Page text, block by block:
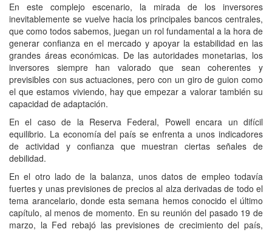
En este complejo escenario, la mirada de los inversores
inevitablemente se vuelve hacia los principales bancos centrales,
que como todos sabemos, juegan un rol fundamental a la hora de
generar confianza en el mercado y apoyar la estabilidad en las
grandes áreas económicas. De las autoridades monetarias, los
inversores siempre han valorado que sean coherentes y
previsibles con sus actuaciones, pero con un giro de guion como
el que estamos viviendo, hay que empezar a valorar también su
capacidad de adaptación.
En el caso de la Reserva Federal, Powell encara un difícil
equilibrio. La economía del país se enfrenta a unos indicadores
de actividad y confianza que muestran ciertas señales de
debilidad.
En el otro lado de la balanza, unos datos de empleo todavía
fuertes y unas previsiones de precios al alza derivadas de todo el
tema arancelario, donde esta semana hemos conocido el último
capítulo, al menos de momento. En su reunión del pasado 19 de
marzo, la Fed rebajó las previsiones de crecimiento del país,